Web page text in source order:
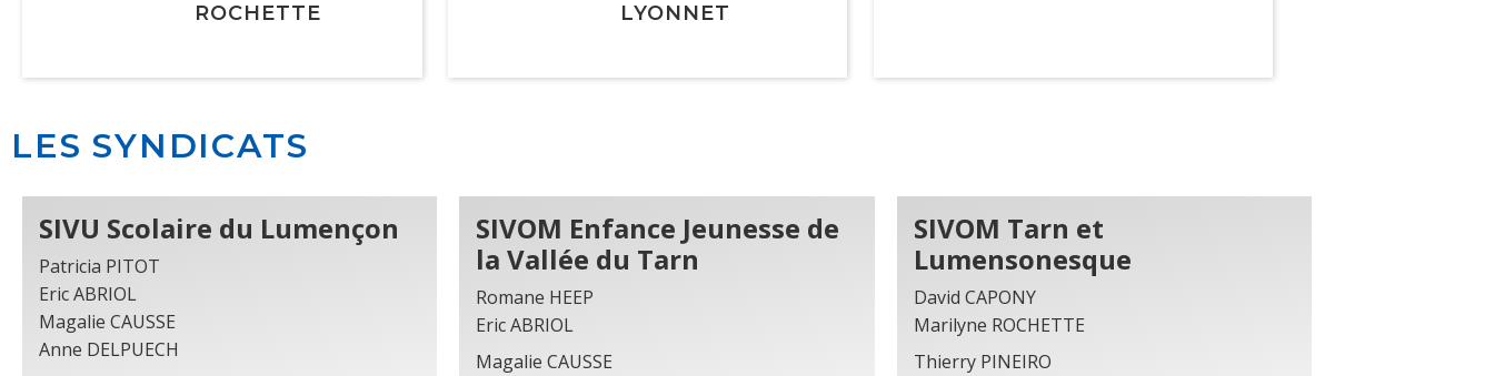
ROCHETTE
LYONNET
LES SYNDICATS
SIVU Scolaire du Lumençon
Patricia PITOT
Eric ABRIOL
Magalie CAUSSE
Anne DELPUECH
SIVOM Enfance Jeunesse de
la Vallée du Tarn
Romane HEEP
Eric ABRIOL
Magalie CAUSSE
SIVOM Tarn et
Lumensonesque
David CAPONY
Marilyne ROCHETTE
Thierry PINEIRO